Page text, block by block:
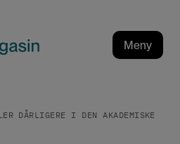
Meny
DÅRLIGERE I DEN AKADEMISKE